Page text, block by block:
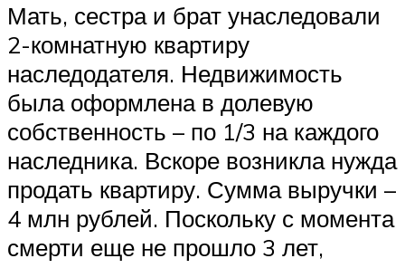
Мать, сестра и брат унаследовали
2-комнатную квартиру
наследодателя. Недвижимость
была оформлена в долевую
собственность – по 1/3 на каждого
наследника. Вскоре возникла нужда
продать квартиру. Сумма выручки –
4 млн рублей. Поскольку с момента
смерти еще не прошло 3 лет,